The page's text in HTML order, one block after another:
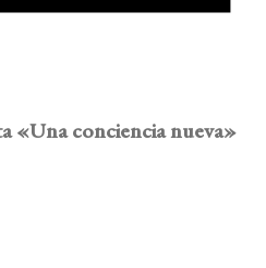
«Una conciencia nueva»